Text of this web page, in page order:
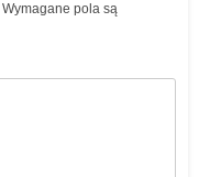
Wymagane pola są